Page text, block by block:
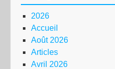
2026
Accueil
Août 2026
Articles
Avril 2026